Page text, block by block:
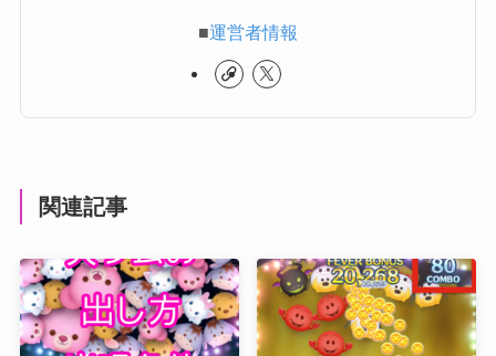
■運営者情報
関連記事